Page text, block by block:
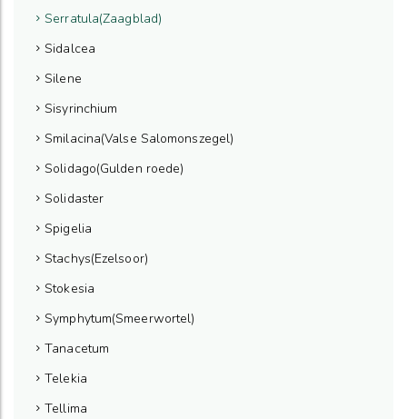
Serratula(Zaagblad)
Sidalcea
Silene
Sisyrinchium
Smilacina(Valse Salomonszegel)
Solidago(Gulden roede)
Solidaster
Spigelia
Stachys(Ezelsoor)
Stokesia
Symphytum(Smeerwortel)
Tanacetum
Telekia
Tellima